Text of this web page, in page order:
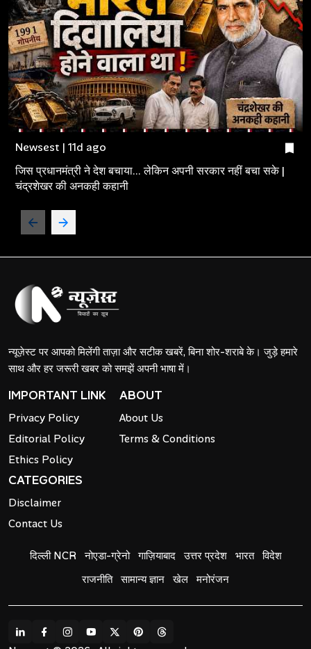
Newsest | 11d ago
जिस प्रधानमंत्री ने देश बचाया... लेकिन अपनी सरकार नहीं बचा सके |
चंद्रशेखर की अनकही कहानी
न्यूज़ेस्ट पर आपको मिलेंगी ताज़ा और सटीक खबरें, बिना शोर-शराबे के। जुड़े हमारे
साथ और हर जरूरी खबर को समझें अपनी भाषा में।
IMPORTANT LINK
Privacy Policy
Editorial Policy
Ethics Policy
ABOUT
About Us
Terms & Conditions
CATEGORIES
Disclaimer
Contact Us
दिल्ली NCR नोएडा-ग्रेनो गाज़ियाबाद उत्तर प्रदेश भारत विदेश
राजनीति सामान्य ज्ञान खेल मनोरंजन